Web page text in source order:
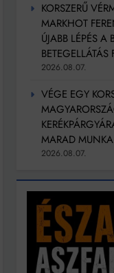
KORSZERŰ
MARKHOT
ÚJABB LÉPÉS
BETEGELLÁTÁS
2026.08.07.
VÉGE EGY
MARAD
2026.08.07.